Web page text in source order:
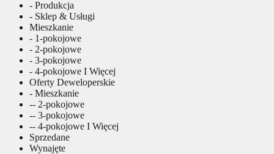
- Produkcja
- Sklep & Usługi
Mieszkanie
- 1-pokojowe
- 2-pokojowe
- 3-pokojowe
- 4-pokojowe I Więcej
Oferty Deweloperskie
- Mieszkanie
-- 2-pokojowe
-- 3-pokojowe
-- 4-pokojowe I Więcej
Sprzedane
Wynajęte